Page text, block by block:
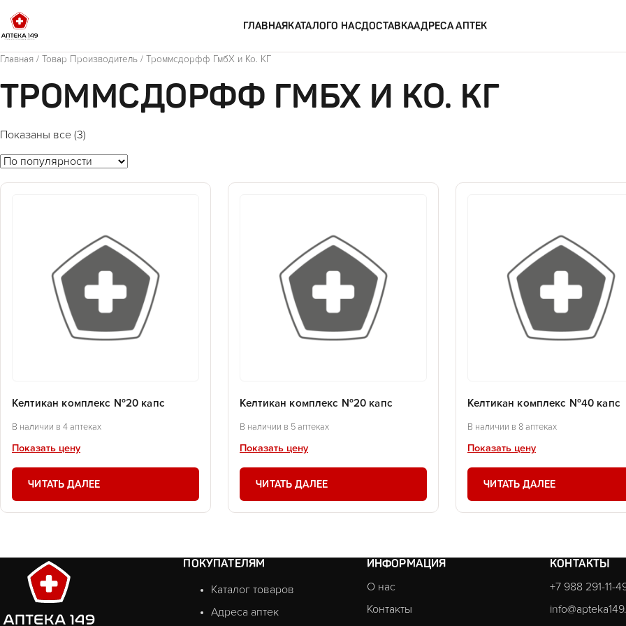
ГЛАВНАЯКАТАЛОГО НАСДОСТАВКААДРЕСА АПТЕК
Главная / Товар Производитель / Троммсдорфф ГмбХ и Ко. КГ
ТРОММСДОРФФ ГМБХ И КО. КГ
Показаны все (3)
Келтикан комплекс №20 капс
В наличии в 4 аптеках
Показать цену
ЧИТАТЬ ДАЛЕЕ
Келтикан комплекс №20 капс
В наличии в 5 аптеках
Показать цену
ЧИТАТЬ ДАЛЕЕ
Келтикан комплекс №40 капс
В наличии в 8 аптеках
Показать цену
ЧИТАТЬ ДАЛЕЕ
ПОКУПАТЕЛЯМ
Каталог товаров
Адреса аптек
ИНФОРМАЦИЯ
О нас
Контакты
КОНТАКТЫ
+7 988 291-11-